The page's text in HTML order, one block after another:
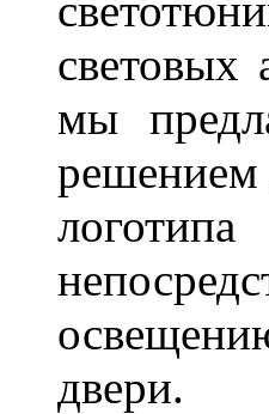
световых
мы
решением
двери.